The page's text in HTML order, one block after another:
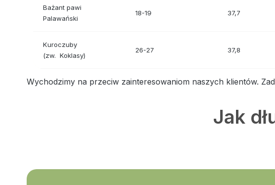
Bażant pawi
Palawański
18-19 37,7
Kuroczuby
(zw. Koklasy)
26-27 37,8
Wychodzimy na przeciw zainteresowaniom naszych klientów.
Jak